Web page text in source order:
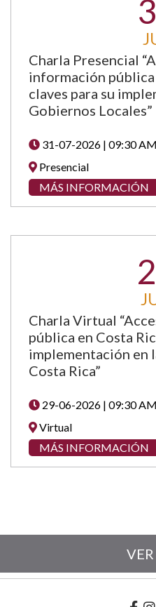
Charla Presencial
información pública
claves para su
Gobiernos Locales”
31-07-2026 | 09:30
Presencial
MÁS INFORMACIÓN
Charla Virtual
pública en Costa
implementación en
Costa Rica”
29-06-2026 | 09:30
Virtual
MÁS INFORMACIÓN